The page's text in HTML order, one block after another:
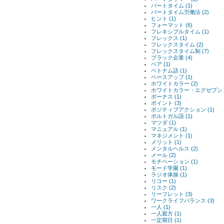
パートタイム (1)
パートタイム労働法 (2)
ヒント (1)
フォーマット (6)
フレキシブルタイム (1)
フレックス (1)
フレックスタイム (2)
フレックスタイム制 (7)
ブラック企業 (4)
ベア (1)
ベトナム語 (1)
ベースアップ (1)
ホワイトカラー (2)
ホワイトカラー・エグゼプシ
ボーナス (1)
ポイント (3)
ポジティブアクション (1)
ポルトガル語 (1)
マツダ (1)
マニュアル (1)
マネジメント (1)
メリット (1)
メンタルヘルス (2)
メール (2)
モチベーション (1)
モード学園 (1)
ラジオ体操 (1)
リコー (1)
リスク (2)
リーフレット (3)
ワークライフバランス (3)
一人 (1)
一人親方 (1)
一定期日 (1)